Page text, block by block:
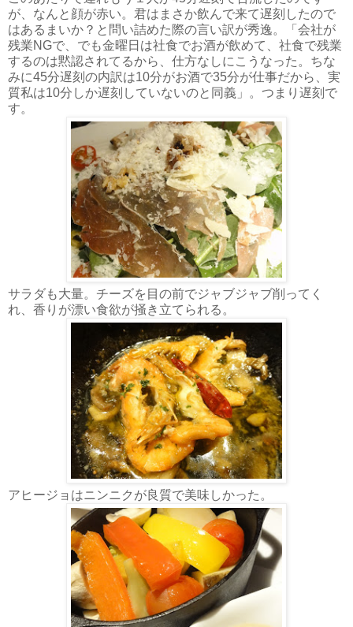
が、なんと顔が赤い。君はまさか飲んで来て遅刻したので
はあるまいか？と問い詰めた際の言い訳が秀逸。「会社が
残業NGで、でも金曜日は社食でお酒が飲めて、社食で残業
するのは黙認されてるから、仕方なしにこうなった。ちな
みに45分遅刻の内訳は10分がお酒で35分が仕事だから、実
質私は10分しか遅刻していないのと同義」。つまり遅刻で
す。
サラダも大量。チーズを目の前でジャブジャブ削ってく
れ、香りが漂い食欲が掻き立てられる。
アヒージョはニンニクが良質で美味しかった。